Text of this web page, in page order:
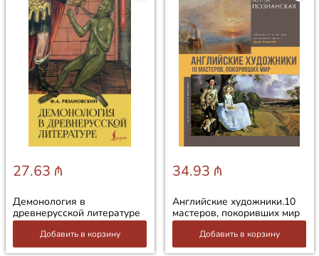
27.63 ₼
Демонология в
древнерусской литературе
Добавить в корзину
34.93 ₼
Английские художники.10
мастеров, покоривших мир
Добавить в корзину